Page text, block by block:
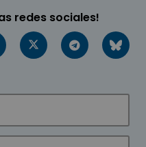
redes sociales!